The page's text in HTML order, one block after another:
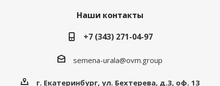
Наши контакты
+7 (343) 271-04-97
semena-urala@ovm.group
г. Екатеринбург, ул. Бехтерева, д.3, оф. 13